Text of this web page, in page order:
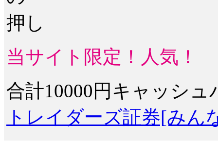
当サイト限定！人気！
合計10000円キャッシュ
トレイダーズ証券[みん